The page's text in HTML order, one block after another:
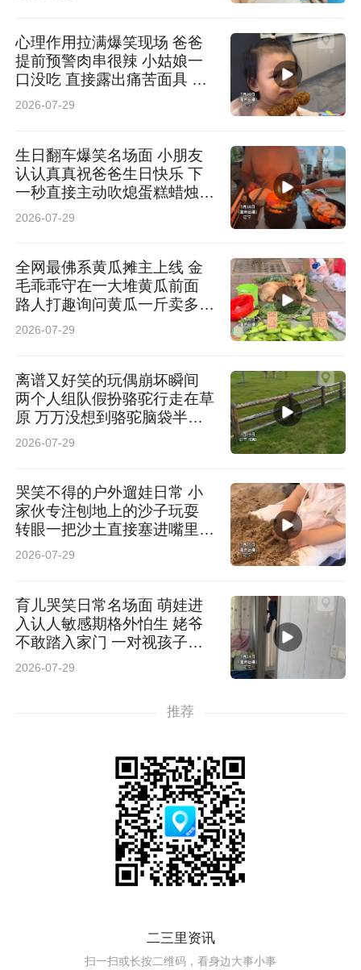
心理作用拉满爆笑现场 爸爸
提前预警肉串很辣 小姑娘一
口没吃 直接露出痛苦面具 网
友：大脑已经提前替舌头感受
2026-07-29
生日翻车爆笑名场面 小朋友
认认真真祝爸爸生日快乐 下
一秒直接主动吹熄蛋糕蜡烛
网友：没给主角一点发挥空间
2026-07-29
全网最佛系黄瓜摊主上线 金
毛乖乖守在一大堆黄瓜前面
路人打趣询问黄瓜一斤卖多少
钱 网友：正经“摆摊狗”就差收
2026-07-29
离谱又好笑的玩偶崩坏瞬间
两个人组队假扮骆驼行走在草
原 万万没想到骆驼脑袋半路
直接掉落 网友：“骆驼”知道低
2026-07-29
哭笑不得的户外遛娃日常 小
家伙专注刨地上的沙子玩耍
转眼一把沙土直接塞进嘴里品
尝 网友：主打一个万物皆可
2026-07-29
育儿哭笑日常名场面 萌娃进
入认人敏感期格外怕生 姥爷
不敢踏入家门 一对视孩子就
哭 网友：隔辈亲败给了认生
2026-07-29
推荐
二三里资讯
扫一扫或长按二维码，看身边大事小事